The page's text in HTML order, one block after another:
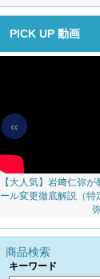
PICK UP 動画
【大人気】岩﨑仁弥
ール変更徹底解説（
«
商品検索
キーワード